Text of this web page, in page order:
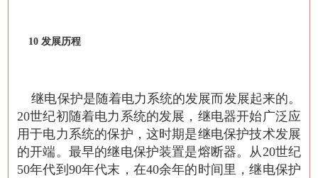
10 发展历程
继电保护是随着电力系统的发展而发展起来的。
20世纪初随着电力系统的发展，继电器开始广泛应
用于电力系统的保护，这时期是继电保护技术发展
的开端。最早的继电保护装置是熔断器。从20世纪
50年代到90年代末，在40余年的时间里，继电保护